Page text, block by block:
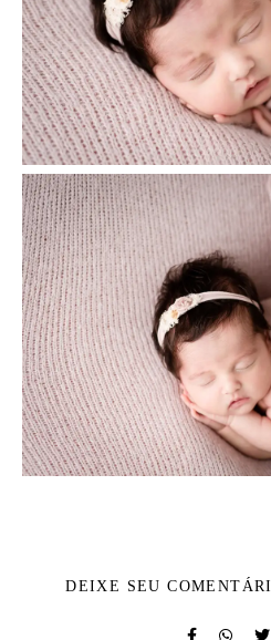
DEIXE SEU